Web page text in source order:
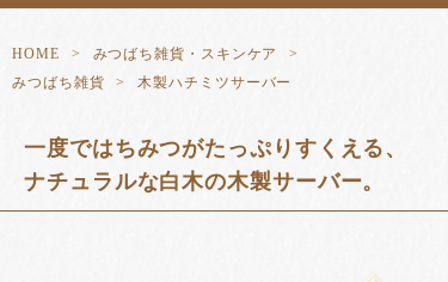
HOME
みつばち雑貨・スキンケア
みつばち雑貨
木製ハチミツサーバー
一度ではちみつがたっぷりすくえる、
ナチュラルな白木の木製サーバー。